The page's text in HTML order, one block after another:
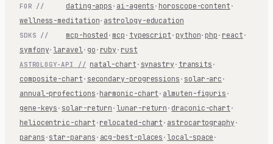
FOR // dating-apps · ai-agents · horoscope-content ·
wellness-meditation· astrology-education
SDKS // mcp-hosted · mcp · typescript · python· php · react ·
symfony·laravel · go · ruby · rust
ASTROLOGY-API // natal-chart · synastry · transits ·
composite-chart · secondary-progressions · solar-arc ·
annual-profections · harmonic-chart · almuten-figuris ·
gene-keys · solar-return ·lunar-return · draconic-chart ·
heliocentric-chart · relocated-chart · astrocartography ·
parans · star-parans · acg-best-places ·local-space ·